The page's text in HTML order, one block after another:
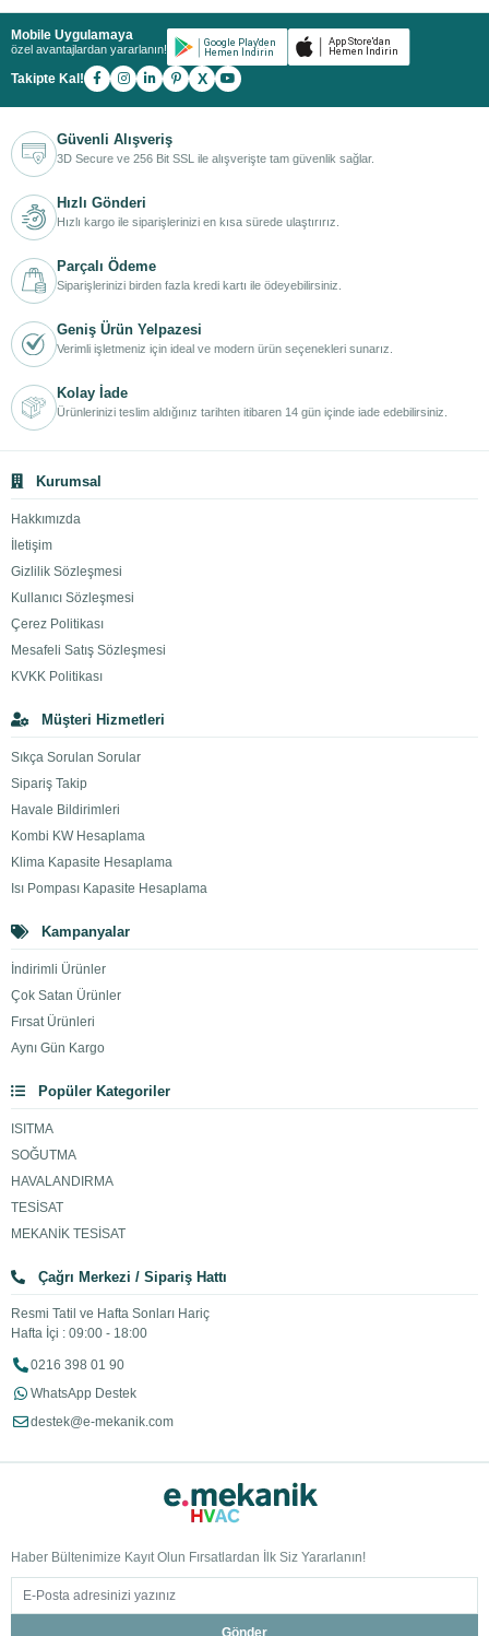
Mobile Uygulamaya
özel avantajlardan yararlanın!
Takipte Kal! X
Güvenli Alışveriş
3D Secure ve 256 Bit SSL ile alışverişte tam güvenlik sağlar.
Hızlı Gönderi
Hızlı kargo ile siparişlerinizi en kısa sürede ulaştırırız.
Parçalı Ödeme
Siparişlerinizi birden fazla kredi kartı ile ödeyebilirsiniz.
Geniş Ürün Yelpazesi
Verimli işletmeniz için ideal ve modern ürün seçenekleri sunarız.
Kolay İade
Ürünlerinizi teslim aldığınız tarihten itibaren 14 gün içinde iade edebilirsiniz.
Kurumsal
Hakkımızda
İletişim
Gizlilik Sözleşmesi
Kullanıcı Sözleşmesi
Çerez Politikası
Mesafeli Satış Sözleşmesi
KVKK Politikası
Müşteri Hizmetleri
Sıkça Sorulan Sorular
Sipariş Takip
Havale Bildirimleri
Kombi KW Hesaplama
Klima Kapasite Hesaplama
Isı Pompası Kapasite Hesaplama
Kampanyalar
İndirimli Ürünler
Çok Satan Ürünler
Fırsat Ürünleri
Aynı Gün Kargo
Popüler Kategoriler
ISITMA
SOĞUTMA
HAVALANDIRMA
TESİSAT
MEKANİK TESİSAT
Çağrı Merkezi / Sipariş Hattı
Resmi Tatil ve Hafta Sonları Hariç
Hafta İçi : 09:00 - 18:00
0216 398 01 90
WhatsApp Destek
destek@e-mekanik.com
Haber Bültenimize Kayıt Olun Fırsatlardan İlk Siz Yararlanın!
Gönder